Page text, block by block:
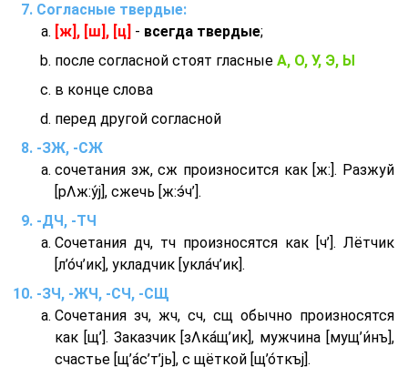
Согласные твердые:
[ж], [ш], [ц] - всегда твердые;
после согласной стоят гласные А, О, У, Э, Ы
в конце слова
перед другой согласной
-ЗЖ, -СЖ
сочетания зж, сж произносится как [ж:]. Разжуй
[рΛж:у́j], сжечь [ж:э́ч’].
-ДЧ, -ТЧ
Сочетания дч, тч произносятся как [ч’]. Лётчик
[л’о́ч’ик], укладчик [укла́ч’ик].
-ЗЧ, -ЖЧ, -СЧ, -СЩ
Сочетания зч, жч, сч, сщ обычно произносятся
как [щ’]. Заказчик [зΛка́щ’ик], мужчина [мущ’и́нъ],
счастье [щ’а́с’т’jь], с щёткой [щ’о́ткъj].